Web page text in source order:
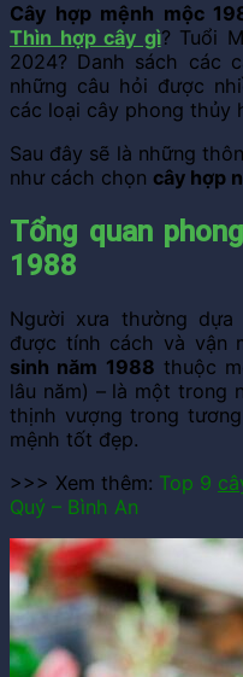
Cây hợp mệnh mộc
Thìn hợp cây gì? Tuổi
2024? Danh sách các
những câu hỏi được
các loại cây phong thủy
Sau đây sẽ là những
như cách chọn cây hợp
Tổng quan
1988
Người xưa thường
được tính cách và vận
sinh năm 1988 thuộc
lâu năm) – là một trong
thịnh vượng trong
mệnh tốt đẹp.
>>> Xem thêm: Top 9
Quý – Bình An